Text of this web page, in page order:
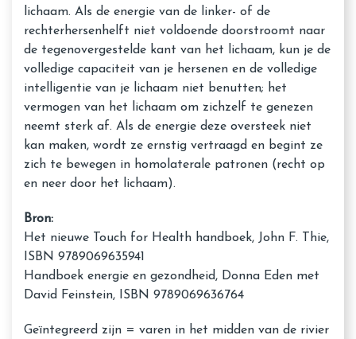
lichaam. Als de energie van de linker- of de
rechterhersenhelft niet voldoende doorstroomt naar
de tegenovergestelde kant van het lichaam, kun je de
volledige capaciteit van je hersenen en de volledige
intelligentie van je lichaam niet benutten; het
vermogen van het lichaam om zichzelf te genezen
neemt sterk af. Als de energie deze oversteek niet
kan maken, wordt ze ernstig vertraagd en begint ze
zich te bewegen in homolaterale patronen (recht op
en neer door het lichaam).
Bron:
Het nieuwe Touch for Health handboek, John F. Thie,
ISBN 9789069635941
Handboek energie en gezondheid, Donna Eden met
David Feinstein, ISBN 9789069636764
Geïntegreerd zijn = varen in het midden van de rivier